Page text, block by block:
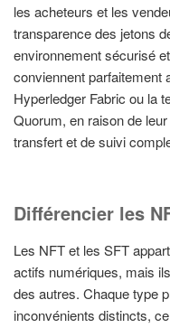
les acheteurs et les
transparence des jetons
environnement sécurisé
conviennent parfaitement
Hyperledger Fabric ou la
Quorum, en raison de
transfert et de suivi
Différencier les
Les NFT et les SFT
actifs numériques, mais
des autres. Chaque type
inconvénients distincts,